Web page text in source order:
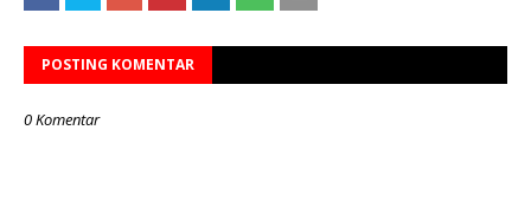
POSTING KOMENTAR
0 Komentar